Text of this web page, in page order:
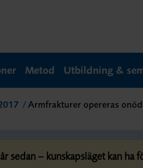
Metod Utbildning &
Armfrakturer opereras
sedan – kunskapsläget kan ha